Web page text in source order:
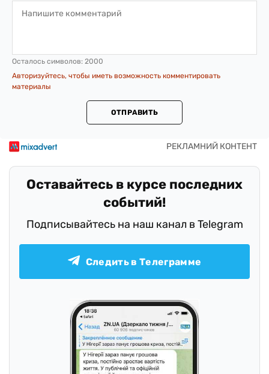
Осталось символов: 2000
Авторизуйтесь, чтобы иметь возможность комментировать
материалы
ОТПРАВИТЬ
Оставайтесь в курсе последних
событий!
Подписывайтесь на наш канал в Telegram
Следить в Телеграмме